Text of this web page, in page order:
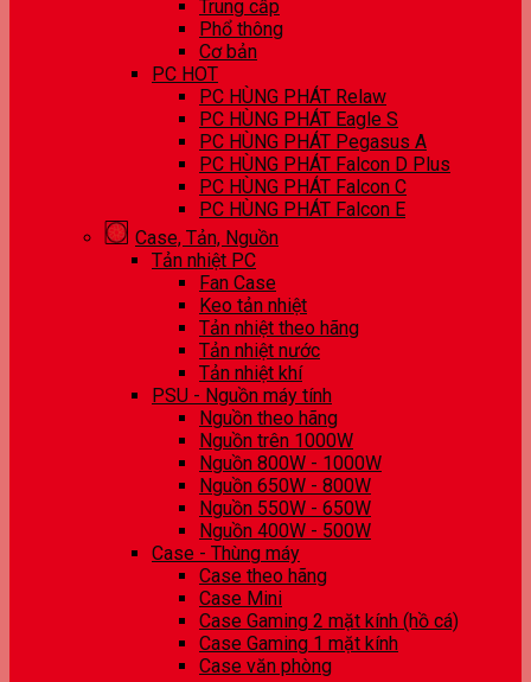
Trung cấp
Phổ thông
Cơ bản
PC HOT
PC HÙNG PHÁT Relaw
PC HÙNG PHÁT Eagle S
PC HÙNG PHÁT Pegasus A
PC HÙNG PHÁT Falcon D Plus
PC HÙNG PHÁT Falcon C
PC HÙNG PHÁT Falcon E
Case, Tản, Nguồn
Tản nhiệt PC
Fan Case
Keo tản nhiệt
Tản nhiệt theo hãng
Tản nhiệt nước
Tản nhiệt khí
PSU - Nguồn máy tính
Nguồn theo hãng
Nguồn trên 1000W
Nguồn 800W - 1000W
Nguồn 650W - 800W
Nguồn 550W - 650W
Nguồn 400W - 500W
Case - Thùng máy
Case theo hãng
Case Mini
Case Gaming 2 mặt kính (hồ cá)
Case Gaming 1 mặt kính
Case văn phòng